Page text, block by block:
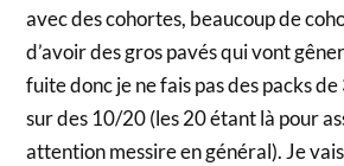
avec des cohortes, beaucoup de
d’avoir des gros pavés qui vont
fuite donc je ne fais pas des packs
sur des 10/20 (les 20 étant là pour
attention messire en général). Je